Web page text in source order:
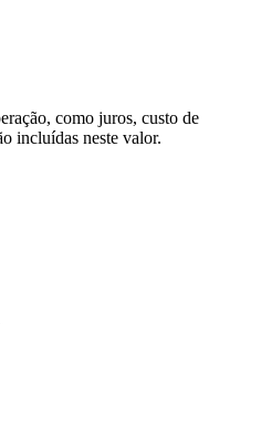
como juros, custo de
incluídas neste valor.